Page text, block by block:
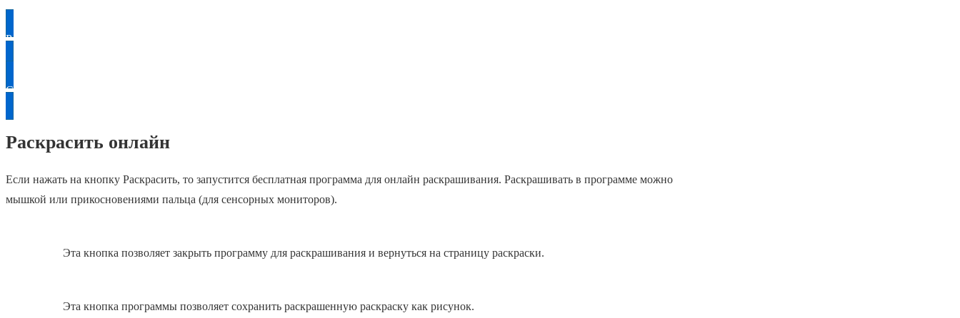
Раскрасить
Скачать
Раскрасить онлайн
Если нажать на кнопку Раскрасить, то запустится бесплатная программа для онлайн раскрашивания. Раскрашивать в программе можно
мышкой или прикосновениями пальца (для сенсорных мониторов).
Эта кнопка позволяет закрыть программу для раскрашивания и вернуться на страницу раскраски.
Эта кнопка программы позволяет сохранить раскрашенную раскраску как рисунок.